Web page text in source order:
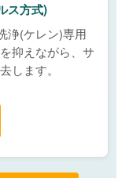
ス方式)
浄(ケレン)専用
抑えながら、サ
します。